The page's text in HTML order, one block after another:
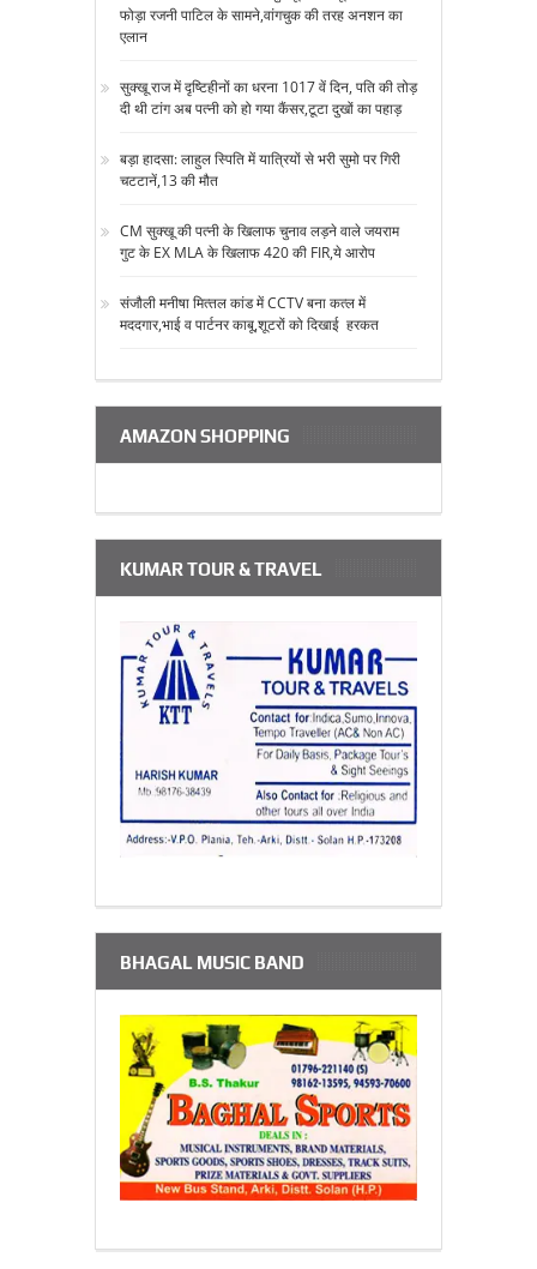
फोड़ा रजनी पाटिल के सामने,वांगचुक की तरह अनशन का
एलान
सुक्‍खू राज में दृष्टिहीनों का धरना 1017 वें दिन, पति की तोड़
दी थी टांग अब पत्‍नी को हो गया कैंसर,टूटा दुखों का पहाड़
बड़ा हादसा: लाहुल स्पिति में यात्रियों से भरी सुमो पर गिरी
चटटानें,13 की मौत
CM सुक्‍खू की पत्‍नी के खिलाफ चुनाव लड़ने वाले जयराम
गुट के EX MLA के खिलाफ 420 की FIR,ये आरोप
संजौली मनीषा मित्‍तल कांड में CCTV बना कत्‍ल में
मददगार,भाई व पार्टनर काबू,शूटरों को दिखाई हरकत
AMAZON SHOPPING
KUMAR TOUR & TRAVEL
BHAGAL MUSIC BAND